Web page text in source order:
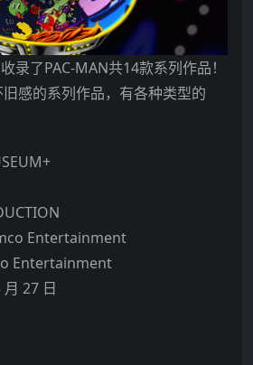
录了PAC-MAN共14款系列作品！
感的系列作品，有各种类型的
Entertainment
Entertainment
27 日